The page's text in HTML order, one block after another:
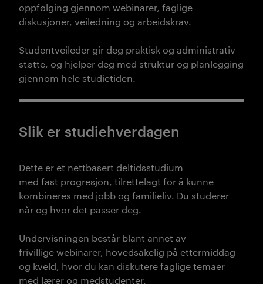
oppfølging gjennom webinarer, faglige
diskusjoner, veiledning og arbeidskrav.
Studentveileder gir deg praktisk og administrativ
støtte, og hjelper deg med struktur og planlegging
gjennom hele studietiden.
Slik er studiehverdagen
Dette er et nettbasert deltidsstudium
med fast progresjon, tilrettelagt for å kunne
kombineres med jobb og familieliv. Du studerer
når og hvor det passer deg.
Undervisningen består blant annet av
frivillige webinarer, hovedsakelig på ettermiddag
og kveld, hvor du kan diskutere faglige temaer
med lærer og medstudenter.